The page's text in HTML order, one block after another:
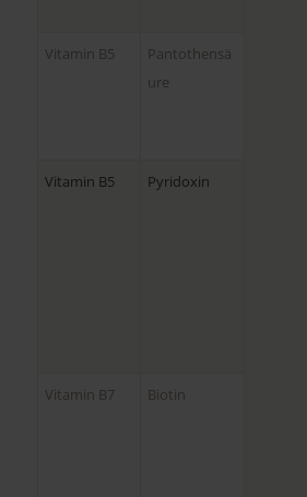
Vitamin B5
Pantothensä
ure
Vitamin B5 Pyridoxin
Vitamin B7 Biotin